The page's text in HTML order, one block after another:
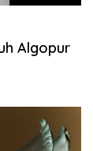
Algopur